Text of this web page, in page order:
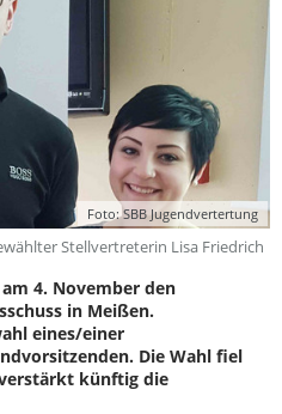
Foto: SBB Jugendvertertung
Stellvertreterin Lisa Friedrich
4. November den
in Meißen.
eines/einer
Die Wahl fiel
verstärkt künftig die